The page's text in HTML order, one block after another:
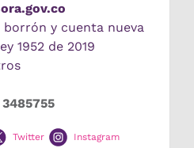
y cuenta nueva
1952 de 2019
Twitter Instagram